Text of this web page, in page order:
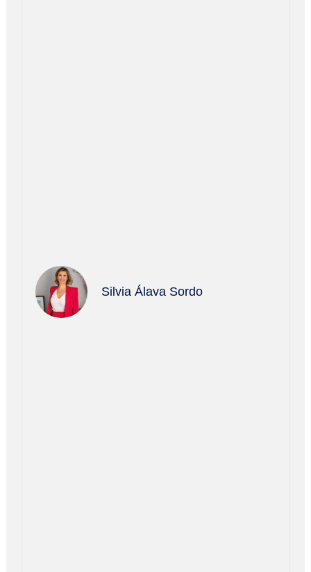
Silvia Álava Sordo